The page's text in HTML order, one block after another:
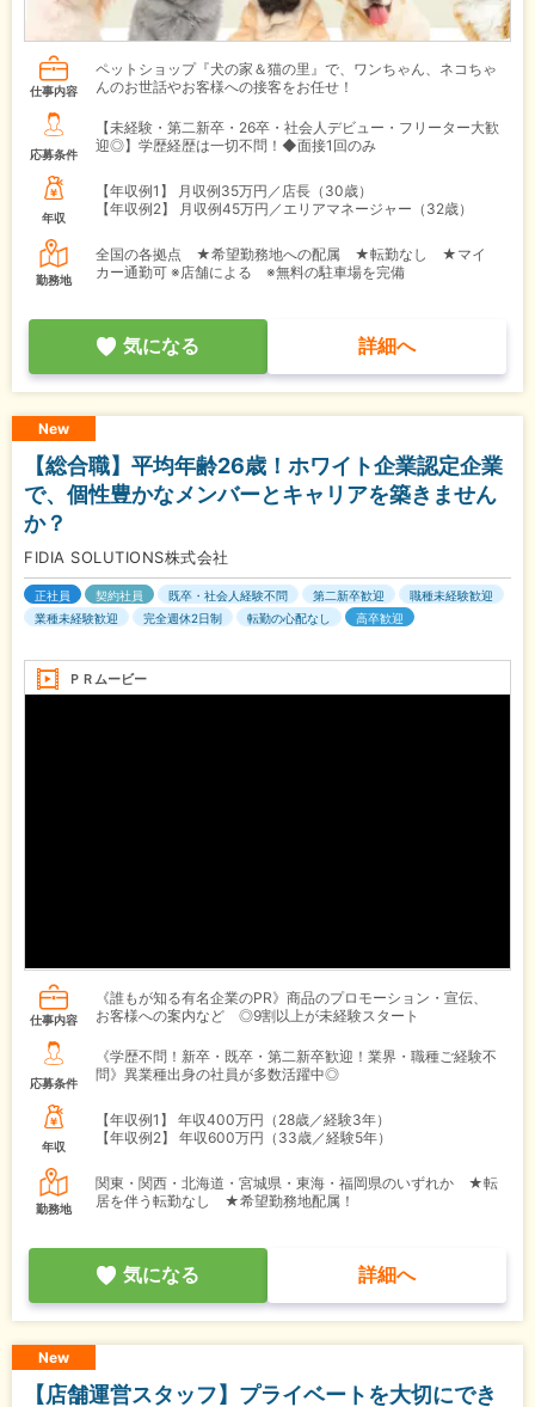
仕事内容
ペットショップ『犬の家＆猫の里』で、ワンちゃん、ネコちゃ
んのお世話やお客様への接客をお任せ！
応募条件
【未経験・第二新卒・26卒・社会人デビュー・フリーター大歓
迎◎】学歴経歴は一切不問！◆面接1回のみ
年収
【年収例1】
月収例35万円／店長（30歳）
【年収例2】
月収例45万円／エリアマネージャー（32歳）
勤務地
全国の各拠点 ★希望勤務地への配属 ★転勤なし ★マイ
カー通勤可 ※店舗による ※無料の駐車場を完備
気になる 詳細へ
New
【総合職】平均年齢26歳！ホワイト企業認定企業
で、個性豊かなメンバーとキャリアを築きません
か？
FIDIA SOLUTIONS株式会社
正社員 契約社員 既卒・社会人経験不問 第二新卒歓迎
職種未経験歓迎
業種未経験歓迎
完全週休2日制 転勤の心配なし 高卒歓迎
ＰＲムービー
仕事内容
《誰もが知る有名企業のPR》商品のプロモーション・宣伝、
お客様への案内など ◎9割以上が未経験スタート
応募条件
《学歴不問！新卒・既卒・第二新卒歓迎！業界・職種ご経験不
問》異業種出身の社員が多数活躍中◎
年収
【年収例1】
年収400万円（28歳／経験3年）
【年収例2】
年収600万円（33歳／経験5年）
勤務地
関東・関西・北海道・宮城県・東海・福岡県のいずれか ★転
居を伴う転勤なし ★希望勤務地配属！
気になる 詳細へ
New
【店舗運営スタッフ】プライベートを大切にでき